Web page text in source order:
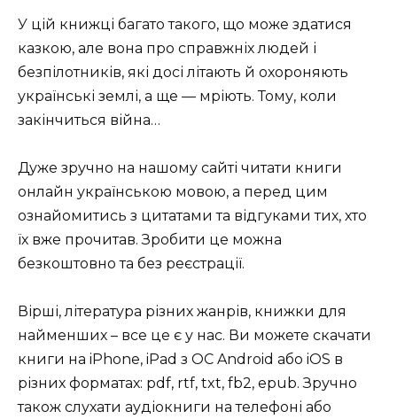
У цій книжці багато такого, що може здатися
казкою, але вона про справжніх людей і
безпілотників, які досі літа­ють й охороняють
українські землі, а ще — мріють. Тому, коли
закінчиться війна…
Дуже зручно на нашому сайті читати книги
онлайн українською мовою, а перед цим
ознайомитись з цитатами та відгуками тих, хто
їх вже прочитав. Зробити це можна
безкоштовно та без реєстрації.
Вірші, література різних жанрів, книжки для
найменших – все це є у нас. Ви можете скачати
книги на iPhone, iPad з ОС Android або iOS в
різних форматах: pdf, rtf, txt, fb2, epub. Зручно
також слухати аудіокниги на телефоні або